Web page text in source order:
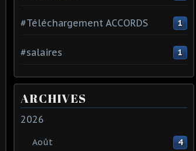
#Téléchargement ACCORDS 1
#salaires 1
ARCHIVES
2026
Août 4